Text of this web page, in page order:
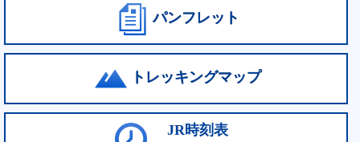
パンフレット
トレッキングマップ
JR時刻表